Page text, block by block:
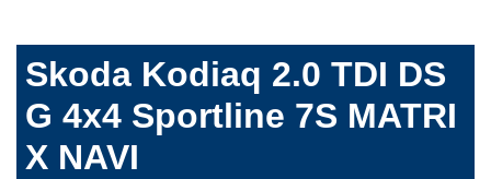
Skoda Kodiaq 2.0 TDI DS
G 4x4 Sportline 7S MATRI
X NAVI